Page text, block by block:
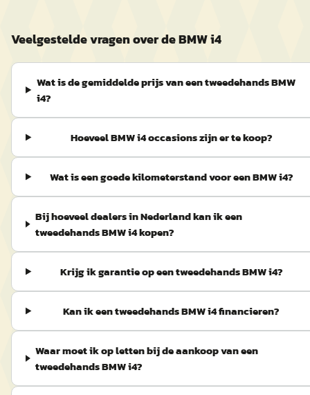
Veelgestelde vragen over de BMW i4
Wat is de gemiddelde prijs van een tweedehands BMW
i4?
Hoeveel BMW i4 occasions zijn er te koop?
Wat is een goede kilometerstand voor een BMW i4?
Bij hoeveel dealers in Nederland kan ik een
tweedehands BMW i4 kopen?
Krijg ik garantie op een tweedehands BMW i4?
Kan ik een tweedehands BMW i4 financieren?
Waar moet ik op letten bij de aankoop van een
tweedehands BMW i4?